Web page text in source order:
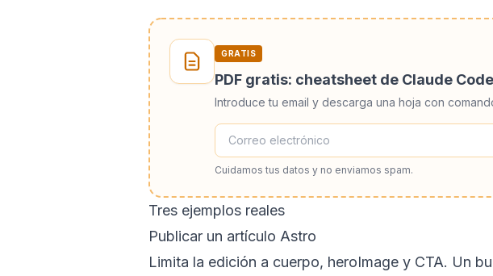
GRATIS
PDF gratis: cheatsheet de Claude Code
Introduce tu email y descarga una hoja con
Cuidamos tus datos y no enviamos spam.
Tres ejemplos reales
Publicar un artículo Astro
Limita la edición a cuerpo, heroImage y CTA. Un